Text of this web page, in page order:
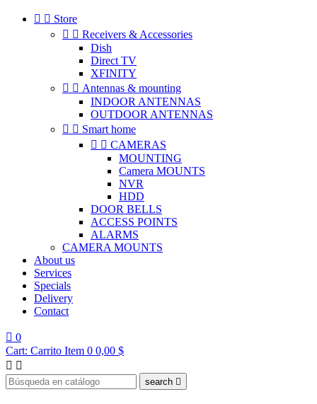
  Store
  Receivers & Accessories
Dish
Direct TV
XFINITY
  Antennas & mounting
INDOOR ANTENNAS
OUTDOOR ANTENNAS
  Smart home
  CAMERAS
MOUNTING
Camera MOUNTS
NVR
HDD
DOOR BELLS
ACCESS POINTS
ALARMS
CAMERA MOUNTS
About us
Services
Specials
Delivery
Contact
 0
Cart: Carrito Item 0 0,00 $
 
search 